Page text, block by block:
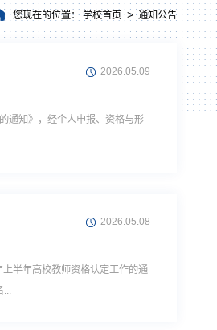
您现在的位置： 学校首页 > 通知公告
2026.05.09
通知》，经个人申报、资格与形
2026.05.08
半年高校教师资格认定工作的通
...